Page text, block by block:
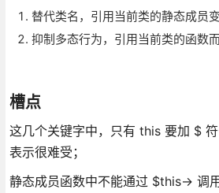
替代类名，引用当前类的静态成员
抑制多态行为，引用当前类的函数
槽点
这几个关键字中，只有 this 要加 $
表示很难受；
静态成员函数中不能通过 $this-> 调